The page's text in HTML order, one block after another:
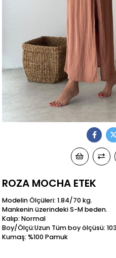
ROZA MOCHA ETEK
Modelin Ölçüleri: 1.84/70 kg.
Mankenin üzerindeki S-M beden.
Kalıp: Normal
Boy/Ölçü:Uzun Tüm boy ölçüsü:
Kumaş: %100 Pamuk